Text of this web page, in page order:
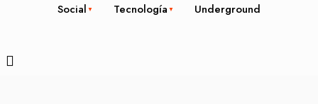
Social Tecnología Underground